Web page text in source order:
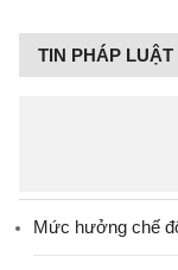
TIN PHÁP
Mức hưởng chế